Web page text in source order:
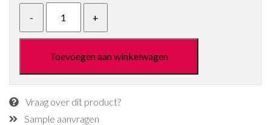
Toevoegen aan winkelwagen
Vraag over dit product?
Sample aanvragen